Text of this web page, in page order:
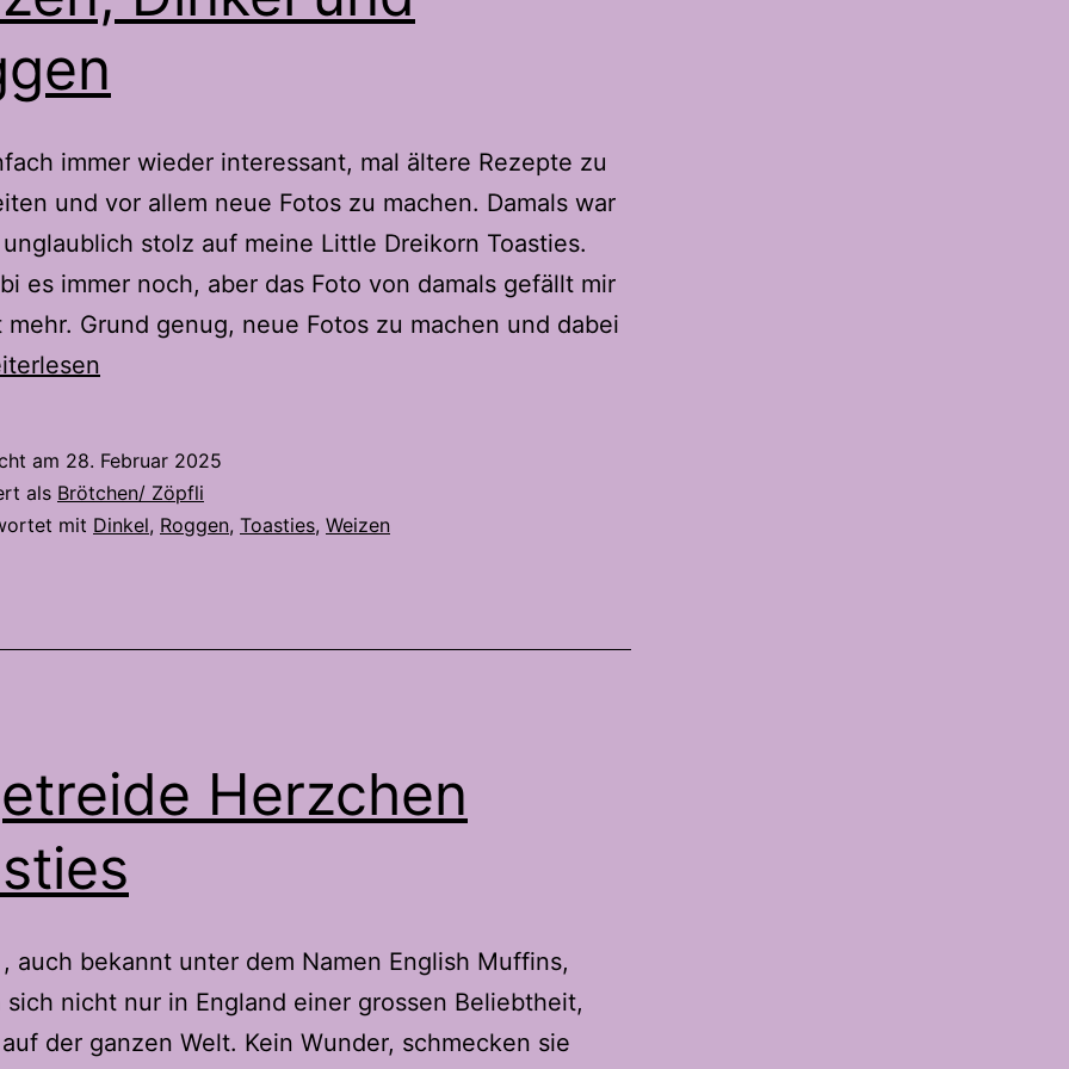
immer wieder interessant, mal ältere Rezepte zu
und vor allem neue Fotos zu machen. Damals war
stolz auf meine Little Dreikorn Toasties.
es immer noch, aber das Foto von damals gefällt mir
mehr. Grund genug, neue Fotos zu machen und dabei
am 28. Februar 2025
als Brötchen/ Zöpfli
mit Dinkel, Roggen, Toasties, Weizen
Herzchen
auch bekannt unter dem Namen English Muffins,
nicht nur in England einer grossen Beliebtheit,
der ganzen Welt. Kein Wunder, schmecken sie